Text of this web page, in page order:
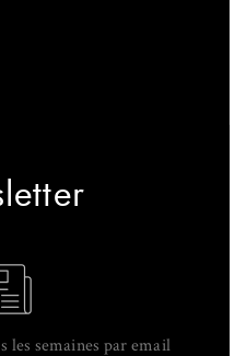
les semaines par email